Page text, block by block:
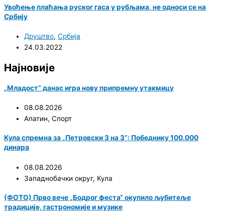
Увођење плаћања руског гаса у рубљама, не односи се на
Србију
Друштво, Србија
24.03.2022
Најновије
„Младост“ данас игра нову припремну утакмицу
08.08.2026
Апатин, Спорт
Кула спремна за „Петровски 3 на 3“: Победнику 100.000
динара
08.08.2026
Западнобачки округ, Кула
(ФОТО) Прво вече „Бодрог феста“ окупило љубитеље
традиције, гастрономије и музике